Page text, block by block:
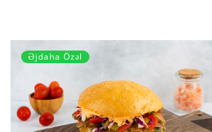
Əjdaha Özəl